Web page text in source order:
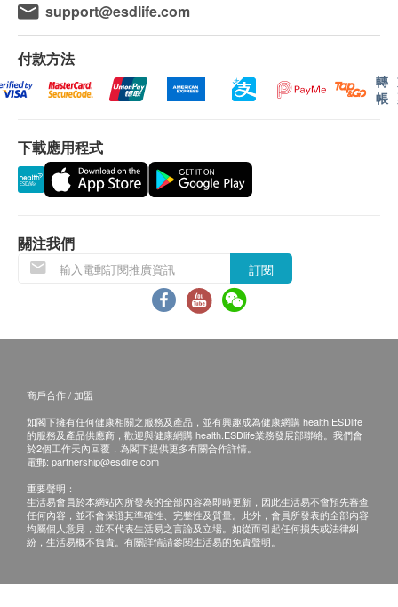
白蛋白
谷丙轉氨酵素
谷草轉氨酵素
腎功能
血肌酸酐
顏色
比重
小便外觀
血尿
小便表皮細胞
小便紅血球
小便細菌
乙型肝炎檢查
解報告)
A. 本地/海外客戶
(1) 親身領取：親身前往各診所
(2) 電話講解報告 (自取報告)
(1) 親身領取：親身前往檢驗中心
(2) 客人另回電聽取報告 (自取報告)
如果客戶已完成電話或面解服務,若再要求講解,需
另外收取$230解析報告費。
客戶若體檢後3個月內不提取報告，所有報告一律
作銷毀處理及不會存底，客戶如需額外索取報告複
印本 (體檢後3個月內)，將收取$150行政費。注
如有爭議，健康網購health.ESDlife 及莊柏醫療保
留最後決定權。
免責聲明：
所有健康檢查/服務並非作為醫務診斷或治療用
途。當閣下身體健康出現任何疾病徵兆時，應立即
support@esdlife.com
付款方法
轉
帳
下載應用程式
關注我們
訂閱
商戶合作 / 加盟
如閣下擁有任何健康相關之服務及產品，並有興趣成為健康網購 health.ESDlife
的服務及產品供應商，歡迎與健康網購 health.ESDlife業務發展部聯絡。我們會
於2個工作天內回覆，為閣下提供更多有關合作詳情。
電郵: partnership@esdlife.com
重要聲明：
生活易會員於本網站內所發表的全部內容為即時更新，因此生活易不會預先審查
任何內容，並不會保證其準確性、完整性及質量。此外，會員所發表的全部內容
均屬個人意見，並不代表生活易之言論及立場。如從而引起任何損失或法律糾
紛，生活易概不負責。有關詳情請參閱生活易的免責聲明。